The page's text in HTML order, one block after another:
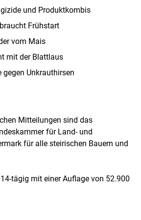
und Produktkombis
Frühstart
vom Mais
mit der Blattlaus
gegen Unkrauthirsen
Mitteilungen sind das
für Land- und
für alle steirischen Bauern und
tägig mit einer Auflage von 52.900